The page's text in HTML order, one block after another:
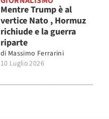
Mentre Trump è al
vertice Nato , Hormuz
richiude e la guerra
riparte
di Massimo Ferrarini
10 Luglio 2026